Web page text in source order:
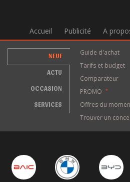
Accueil Publicité A
NEUF
ACTU
OCCASION
SERVICES
Guide d'achat
Tarifs et budget
Comparateur
PROMO
*
Offres du
Trouver un